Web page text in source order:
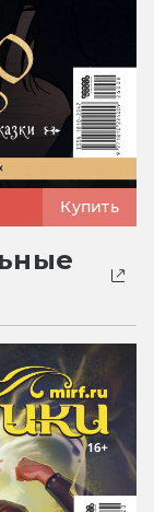
Купить